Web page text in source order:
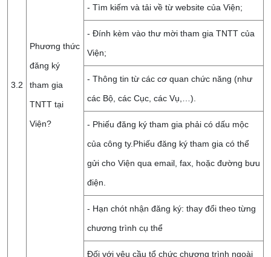
3.2
Phương thức
đăng ký
tham gia
TNTT tại
Viện?
- Tìm kiếm và tải về từ website của Viện;
- Đính kèm vào thư mời tham gia TNTT của
Viện;
- Thông tin từ các cơ quan chức năng (như
các Bộ, các Cục, các Vụ,…).
- Phiếu đăng ký tham gia phải có dấu mộc
của công ty.Phiếu đăng ký tham gia có thể
gửi cho Viện qua email, fax, hoặc đường bưu
điện.
- Hạn chót nhận đăng ký: thay đổi theo từng
chương trình cụ thể
Đối với yêu cầu tổ chức chương trình ngoài